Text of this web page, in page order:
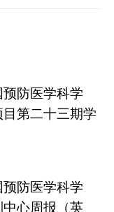
防医学科学
第二十三期学
防医学科学
心周报（英